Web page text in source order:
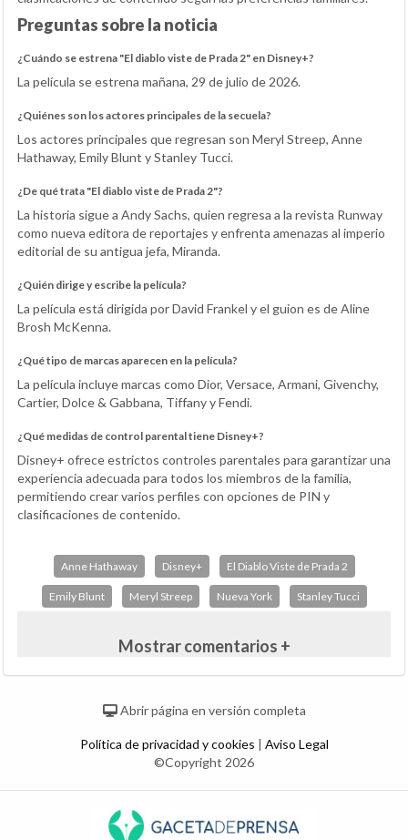
Preguntas sobre la noticia
¿Cuándo se estrena "El diablo viste de Prada 2" en Disney+?
La película se estrena mañana, 29 de julio de 2026.
¿Quiénes son los actores principales de la secuela?
Los actores principales que regresan son Meryl Streep, Anne
Hathaway, Emily Blunt y Stanley Tucci.
¿De qué trata "El diablo viste de Prada 2"?
La historia sigue a Andy Sachs, quien regresa a la revista Runway
como nueva editora de reportajes y enfrenta amenazas al imperio
editorial de su antigua jefa, Miranda.
¿Quién dirige y escribe la película?
La película está dirigida por David Frankel y el guion es de Aline
Brosh McKenna.
¿Qué tipo de marcas aparecen en la película?
La película incluye marcas como Dior, Versace, Armani, Givenchy,
Cartier, Dolce & Gabbana, Tiffany y Fendi.
¿Qué medidas de control parental tiene Disney+?
Disney+ ofrece estrictos controles parentales para garantizar una
experiencia adecuada para todos los miembros de la familia,
permitiendo crear varios perfiles con opciones de PIN y
clasificaciones de contenido.
Anne Hathaway Disney+ El Diablo Viste de Prada 2
Emily Blunt Meryl Streep Nueva York Stanley Tucci
Mostrar comentarios +
Abrir página en versión completa
Política de privacidad y cookies | Aviso Legal
©Copyright 2026